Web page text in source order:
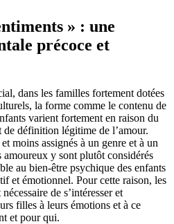
» : une
précoce et
dans les familles fortement dotées
la forme comme le contenu de
varient fortement en raison du
définition légitime de l’amour.
moins assignés à un genre et à un
amoureux y sont plutôt considérés
au bien-être psychique des enfants
et émotionnel. Pour cette raison, les
de s’intéresser et
filles à leurs émotions et à ce
et pour qui.